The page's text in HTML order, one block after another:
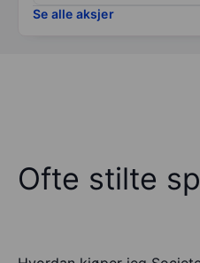
Se alle aksjer
Ofte stilte